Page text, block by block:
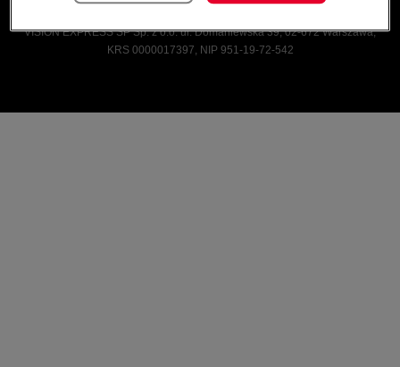
VISION EXPRESS SP Sp. z o.o. ul. Domaniewska 39, 02-672 Warszawa,
KRS 0000017397, NIP 951-19-72-542